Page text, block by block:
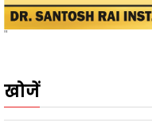
"
खोजें